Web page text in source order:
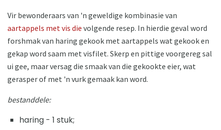
Vir bewonderaars van 'n geweldige kombinasie van
aartappels met vis die volgende resep. In hierdie geval word
forshmak van haring gekook met aartappels wat gekook en
gekap word saam met visfilet. Skerp en pittige voorgereg sal
ui gee, maar versag die smaak van die gekookte eier, wat
gerasper of met 'n vurk gemaak kan word.
bestanddele:
haring - 1 stuk;